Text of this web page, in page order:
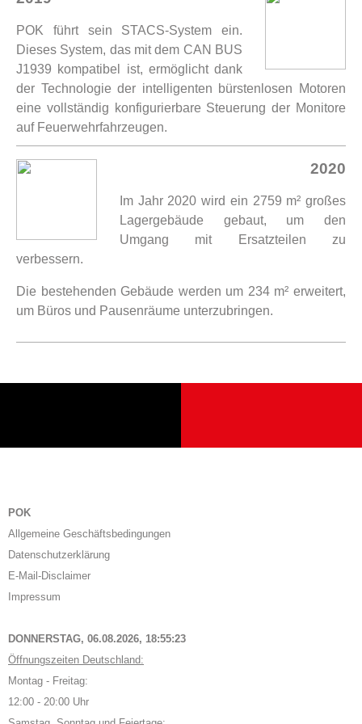
POK führt sein STACS-System ein.
Dieses System, das mit dem CAN BUS
J1939 kompatibel ist, ermöglicht dank
der Technologie der intelligenten bürstenlosen Motoren
eine vollständig konfigurierbare Steuerung der Monitore
auf Feuerwehrfahrzeugen.
2020
Im Jahr 2020 wird ein 2759 m² großes
Lagergebäude gebaut, um den
Umgang mit Ersatzteilen zu
verbessern.
Die bestehenden Gebäude werden um 234 m² erweitert,
um Büros und Pausenräume unterzubringen.
POK
Allgemeine Geschäftsbedingungen
Datenschutzerklärung
E-Mail-Disclaimer
Impressum
DONNERSTAG, 06.08.2026, 18:55:24
Öffnungszeiten Deutschland:
Montag - Freitag:
12:00 - 20:00 Uhr